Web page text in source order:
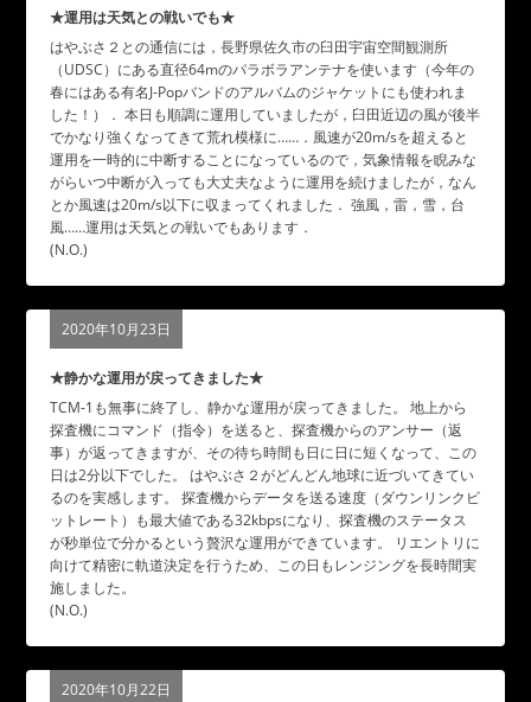
★運用は天気との戦いでも★
はやぶさ２との通信には，長野県佐久市の臼田宇宙空間観測所
（UDSC）にある直径64mのパラボラアンテナを使います（今年の
春にはある有名J-Popバンドのアルバムのジャケットにも使われま
した！）． 本日も順調に運用していましたが，臼田近辺の風が後半
でかなり強くなってきて荒れ模様に……．風速が20m/sを超えると
運用を一時的に中断することになっているので，気象情報を睨みな
がらいつ中断が入っても大丈夫なように運用を続けましたが，なん
とか風速は20m/s以下に収まってくれました． 強風，雷，雪，台
風……運用は天気との戦いでもあります．
(N.O.)
2020年10月23日
★静かな運用が戻ってきました★
TCM-1も無事に終了し、静かな運用が戻ってきました。 地上から
探査機にコマンド（指令）を送ると、探査機からのアンサー（返
事）が返ってきますが、その待ち時間も日に日に短くなって、この
日は2分以下でした。 はやぶさ２がどんどん地球に近づいてきてい
るのを実感します。 探査機からデータを送る速度（ダウンリンクビ
ットレート）も最大値である32kbpsになり、探査機のステータス
が秒単位で分かるという贅沢な運用ができています。 リエントリに
向けて精密に軌道決定を行うため、この日もレンジングを長時間実
施しました。
(N.O.)
2020年10月22日